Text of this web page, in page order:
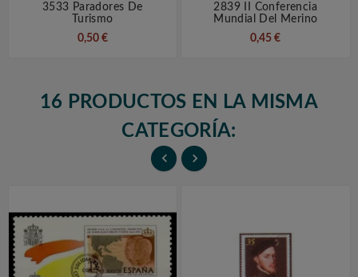
3533 Paradores De
Turismo
0,50 €
2839 II Conferencia
Mundial Del Merino
0,45 €
16 PRODUCTOS EN LA MISMA
CATEGORÍA:
 